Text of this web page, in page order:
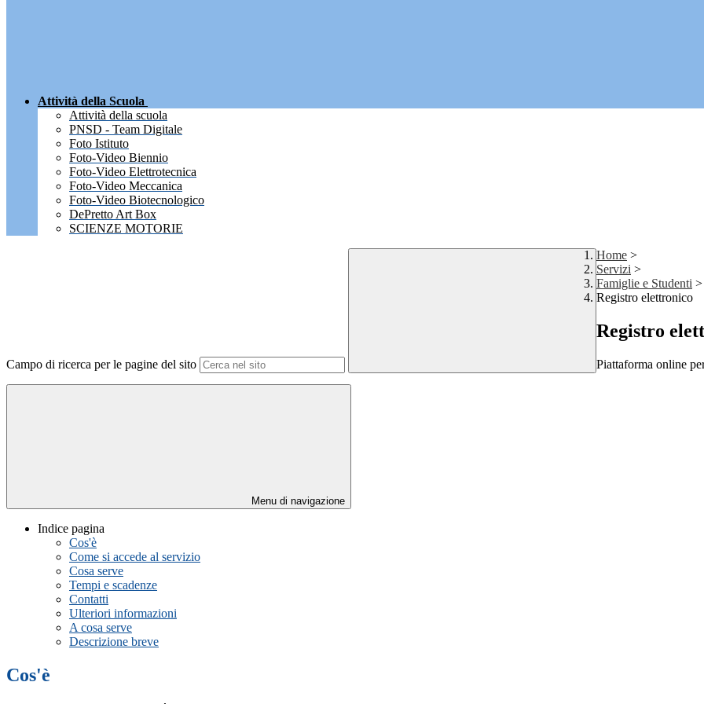
Attività della Scuola
Attività della scuola
PNSD - Team Digitale
Foto Istituto
Foto-Video Biennio
Foto-Video Elettrotecnica
Foto-Video Meccanica
Foto-Video Biotecnologico
DePretto Art Box
SCIENZE MOTORIE
Campo di ricerca per le pagine del sito
Home >
Servizi >
Famiglie e Studenti >
Registro elettronico
Registro
Piattaforma online
Menu di navigazione
Indice pagina
Cos'è
Come si accede al servizio
Cosa serve
Tempi e scadenze
Contatti
Ulteriori informazioni
A cosa serve
Descrizione breve
Cos'è